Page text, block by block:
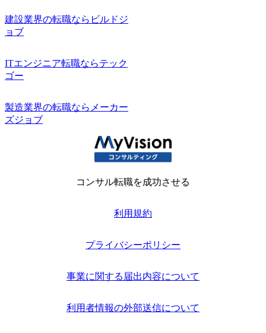
建設業界の転職ならビルドジ
ョブ
ITエンジニア転職ならテック
ゴー
製造業界の転職ならメーカー
ズジョブ
コンサル転職を成功させる
利用規約
プライバシーポリシー
事業に関する届出内容について
利用者情報の外部送信について